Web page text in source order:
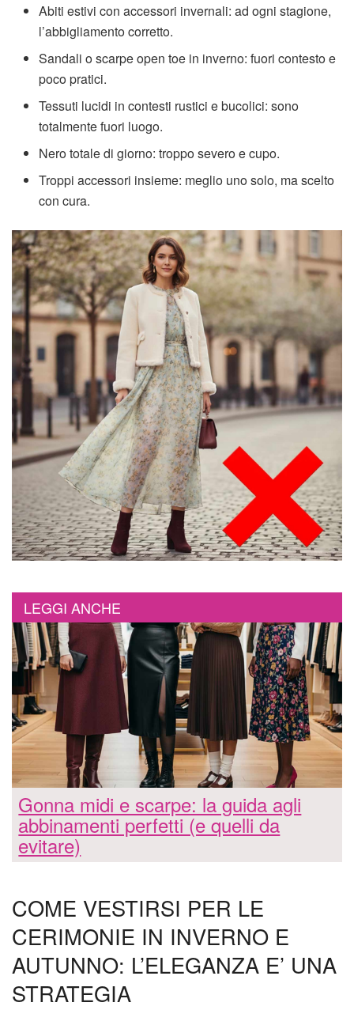
Abiti estivi con accessori invernali: ad ogni stagione,
l’abbigliamento corretto.
Sandali o scarpe open toe in inverno: fuori contesto e
poco pratici.
Tessuti lucidi in contesti rustici e bucolici: sono
totalmente fuori luogo.
Nero totale di giorno: troppo severo e cupo.
Troppi accessori insieme: meglio uno solo, ma scelto
con cura.
LEGGI ANCHE
Gonna midi e scarpe: la guida agli
abbinamenti perfetti (e quelli da
evitare)
COME VESTIRSI PER LE
CERIMONIE IN INVERNO E
AUTUNNO: L’ELEGANZA E’ UNA
STRATEGIA